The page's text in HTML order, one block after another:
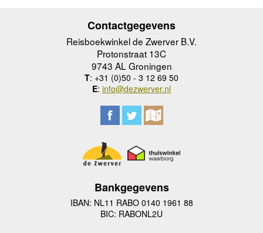
Contactgegevens
Reisboekwinkel de Zwerver B.V.
Protonstraat 13C
9743 AL Groningen
T: +31 (0)50 - 3 12 69 50
E: info@dezwerver.nl
Bankgegevens
IBAN: NL11 RABO 0140 1961 88
BIC: RABONL2U